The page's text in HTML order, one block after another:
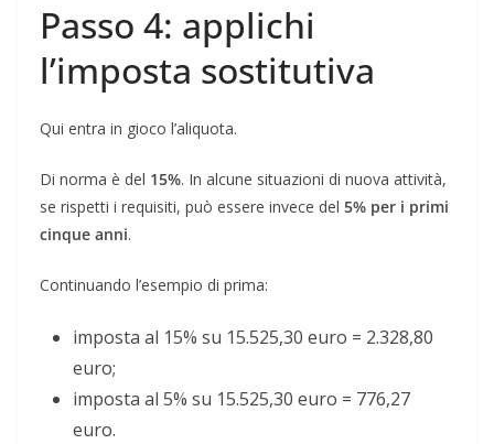
Passo 4: applichi
l’imposta sostitutiva
Qui entra in gioco l’aliquota.
Di norma è del 15%. In alcune situazioni di nuova attività,
se rispetti i requisiti, può essere invece del 5% per i primi
cinque anni.
Continuando l’esempio di prima:
imposta al 15% su 15.525,30 euro = 2.328,80
euro;
imposta al 5% su 15.525,30 euro = 776,27
euro.